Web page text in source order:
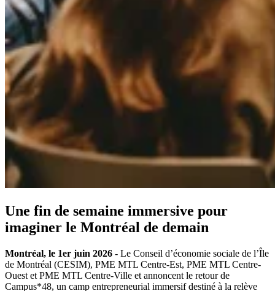
Une fin de semaine immersive pour
imaginer le Montréal de demain
Montréal, le 1er juin 2026 - Le Conseil d’économie sociale de l’Île
de Montréal (CESIM), PME MTL Centre-Est, PME MTL Centre-
Ouest et PME MTL Centre-Ville et annoncent le retour de
Campus*48, un camp entrepreneurial immersif destiné à la relève